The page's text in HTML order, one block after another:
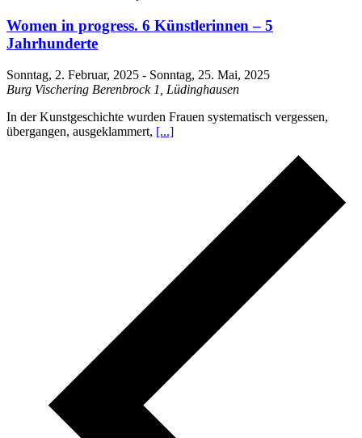
Women in progress. 6 Künstlerinnen – 5
Jahrhunderte
Sonntag, 2. Februar, 2025 - Sonntag, 25. Mai, 2025
Burg Vischering Berenbrock 1, Lüdinghausen
In der Kunstgeschichte wurden Frauen systematisch vergessen,
übergangen, ausgeklammert, [...]